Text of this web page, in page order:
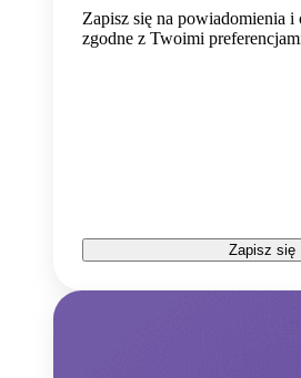
Zapisz się na powiadomienia
zgodne z Twoimi
Zapisz się